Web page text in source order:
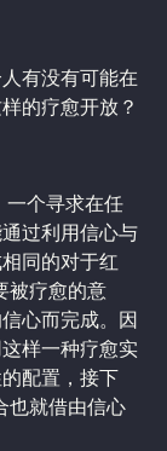
有没有可能在
的疗愈开放？
一个寻求在任
过利用信心与
同的对于红
被疗愈的意
心而完成。因
样一种疗愈实
配置，接下
也就借由信心